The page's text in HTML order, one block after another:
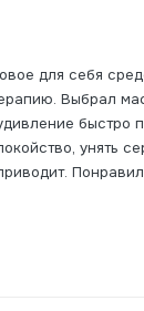
для себя
Выбрал
быстро
унять